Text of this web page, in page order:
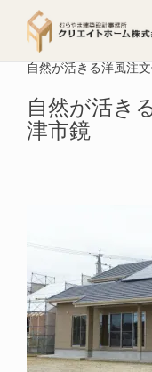
トップページ
自然が活きる洋風注
自然が活き
津市鏡